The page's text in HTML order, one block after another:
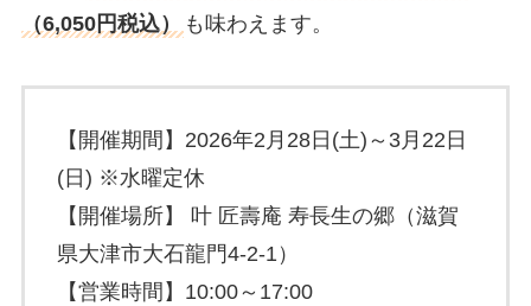
（6,050円税込）
も味わえます。
【開催期間】2026年2月28日(土)～3月22日
(日) ※水曜定休
【開催場所】 叶 匠壽庵 寿長生の郷（滋賀
県大津市大石龍門4-2-1）
【営業時間】10:00～17:00